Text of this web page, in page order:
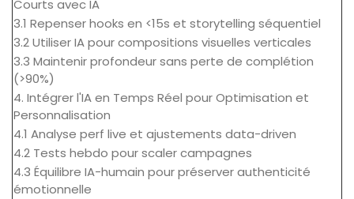
Courts avec IA
3.1 Repenser hooks en <15s et storytelling séquentiel
3.2 Utiliser IA pour compositions visuelles verticales
3.3 Maintenir profondeur sans perte de complétion
(>90%)
4. Intégrer l'IA en Temps Réel pour Optimisation et
Personnalisation
4.1 Analyse perf live et ajustements data-driven
4.2 Tests hebdo pour scaler campagnes
4.3 Équilibre IA-humain pour préserver authenticité
émotionnelle